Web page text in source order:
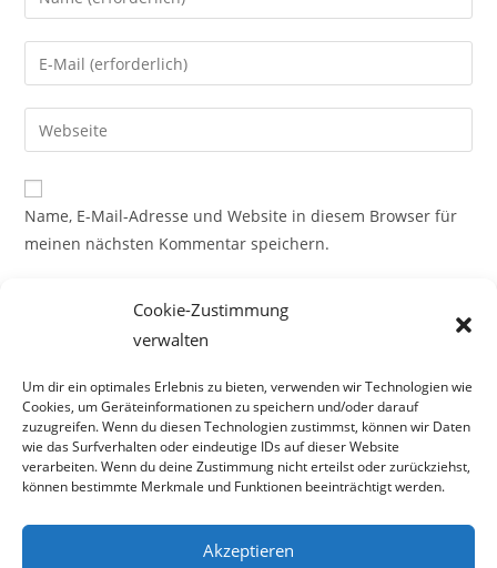
Cookie-Zustimmung
verwalten
Um dir ein optimales Erlebnis zu bieten, verwenden wir Technologien wie
Cookies, um Geräteinformationen zu speichern und/oder darauf
zuzugreifen. Wenn du diesen Technologien zustimmst, können wir Daten
wie das Surfverhalten oder eindeutige IDs auf dieser Website
verarbeiten. Wenn du deine Zustimmung nicht erteilst oder zurückziehst,
können bestimmte Merkmale und Funktionen beeinträchtigt werden.
Akzeptieren
deinen
Namen
oder
zum
Kommentieren
ein
Gib
deine
E-
Mail-
zum
Kommentieren
ein
Gib
deine
Website-
URL
Name, E-Mail-Adresse und Website in diesem Browser für
meinen nächsten Kommentar speichern.